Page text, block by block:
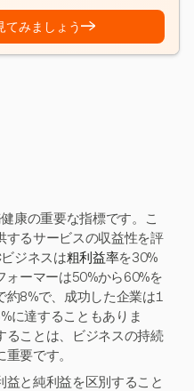
てみましょう→
康の重要な指標です。こ
するサービスの収益性を評
ジネスは粗利益率を30%
ーマーは50%から60%を
約8%で、成功した企業は1
に達することもありま
ることは、ビジネスの持続
要です。
と純利益を区別すること